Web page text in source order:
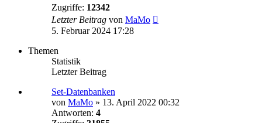
Zugriffe: 12342
Letzter Beitrag von MaMo
5. Februar 2024 17:28
Themen
Statistik
Letzter Beitrag
Set-Datenbanken
von MaMo » 13. April 2022 00:32
Antworten: 4